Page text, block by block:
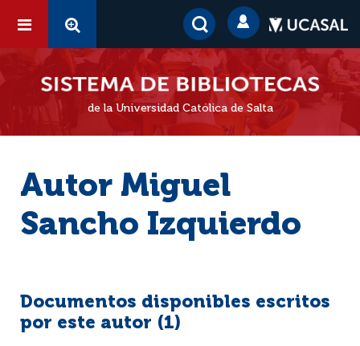
de la Universidad Católica de Salta
Autor Miguel
Sancho Izquierdo
Documentos disponibles escritos
por este autor (1)